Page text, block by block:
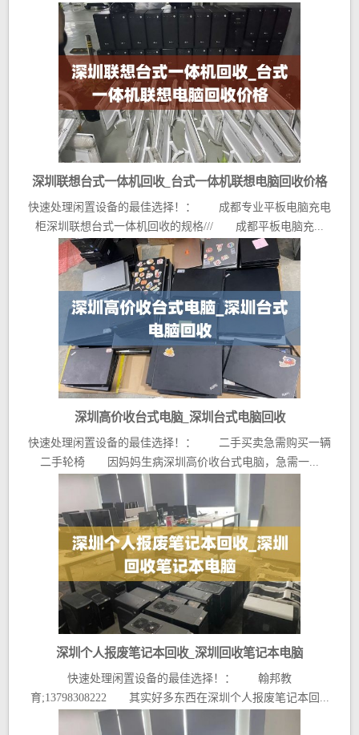
深圳联想台式一体机回收_台式一体机联想电脑回收价格
快速处理闲置设备的最佳选择！： 成都专业平板电脑充电
柜深圳联想台式一体机回收的规格/// 成都平板电脑充...
深圳高价收台式电脑_深圳台式电脑回收
快速处理闲置设备的最佳选择！： 二手买卖急需购买一辆
二手轮椅 因妈妈生病深圳高价收台式电脑，急需一...
深圳个人报废笔记本回收_深圳回收笔记本电脑
快速处理闲置设备的最佳选择！： 翰邦教
育;13798308222 其实好多东西在深圳个人报废笔记本回...